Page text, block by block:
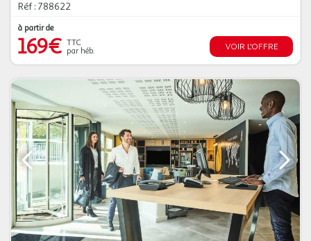
Réf : 788622
à partir de
169€ TTC
par héb.
VOIR L'OFFRE